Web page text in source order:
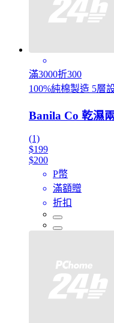
滿3000折300
100%純棉製造 5層
Banila Co 乾濕
(1)
$199
$200
P幣
滿額贈
折扣